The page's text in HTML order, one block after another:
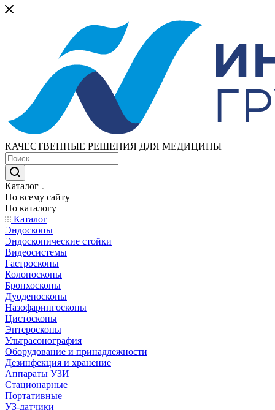
КАЧЕСТВЕННЫЕ РЕШЕНИЯ ДЛЯ МЕДИЦИНЫ
Каталог
По всему сайту
По каталогу
Каталог
Эндоскопы
Эндоскопические стойки
Видеосистемы
Гастроскопы
Колоноскопы
Бронхоскопы
Дуоденоскопы
Назофарингоскопы
Цистоскопы
Энтероскопы
Ультрасонография
Оборудование и принадлежности
Дезинфекция и хранение
Аппараты УЗИ
Стационарные
Портативные
УЗ-датчики